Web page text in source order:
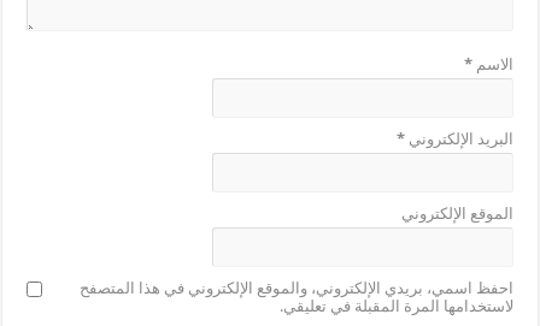
الاسم*
البريد الإلكتروني*
الموقع الإلكتروني
احفظ اسمي، بريدي الإلكتروني، والموقع الإلكتروني في هذا المتصفح
لاستخدامها المرة المقبلة في تعليقي.